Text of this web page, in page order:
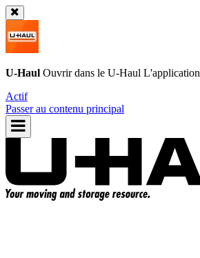
U-Haul Ouvrir dans le U-Haul L'application
Actif
Passer au contenu principal